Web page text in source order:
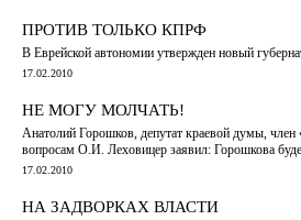
ПРОТИВ ТОЛЬКО КПРФ
В Еврейской автономии утвержден новый
17.02.2010
НЕ МОГУ МОЛЧАТЬ!
Анатолий Горошков, депутат краевой думы, член
вопросам О.И. Леховицер заявил: Горошкова
17.02.2010
НА ЗАДВОРКАХ ВЛАСТИ